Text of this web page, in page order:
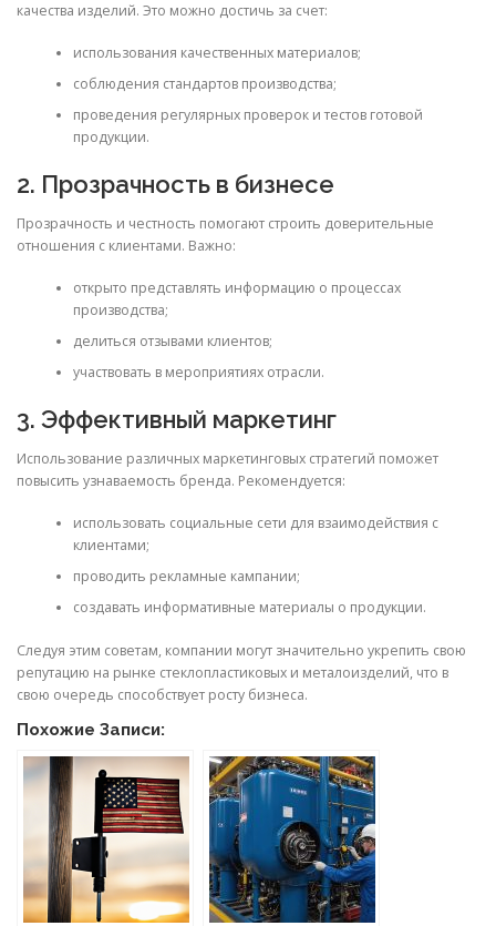
качества изделий. Это можно достичь за счет:
использования качественных материалов;
соблюдения стандартов производства;
проведения регулярных проверок и тестов готовой
продукции.
2. Прозрачность в бизнесе
Прозрачность и честность помогают строить доверительные
отношения с клиентами. Важно:
открыто представлять информацию о процессах
производства;
делиться отзывами клиентов;
участвовать в мероприятиях отрасли.
3. Эффективный маркетинг
Использование различных маркетинговых стратегий поможет
повысить узнаваемость бренда. Рекомендуется:
использовать социальные сети для взаимодействия с
клиентами;
проводить рекламные кампании;
создавать информативные материалы о продукции.
Следуя этим советам, компании могут значительно укрепить свою
репутацию на рынке стеклопластиковых и металоизделий, что в
свою очередь споcобствует росту бизнеса.
Похожие Записи: